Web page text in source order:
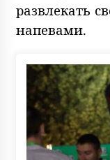
развлекать
напевами.